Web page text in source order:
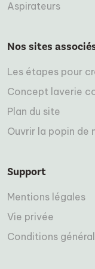
Aspirateurs
Nos sites
Les étapes pour
Concept laverie
Plan du site
Ouvrir la popin de
Support
Mentions légales
Vie privée
Conditions